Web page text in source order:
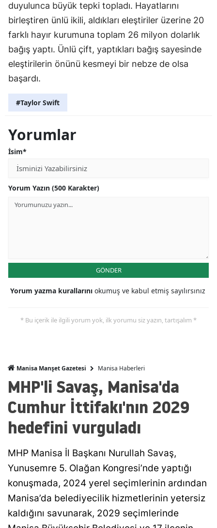
duyulunca büyük tepki topladı. Hayatlarını
birleştiren ünlü ikili, aldıkları eleştiriler üzerine 20
farklı hayır kurumuna toplam 26 milyon dolarlık
bağış yaptı. Ünlü çift, yaptıkları bağış sayesinde
eleştirilerin önünü kesmeyi bir nebze de olsa
başardı.
#Taylor Swift
Yorumlar
İsim*
Yorum Yazın (500 Karakter)
GÖNDER
Yorum yazma kurallarını okumuş ve kabul etmiş sayılırsınız
* Bu içerik ile ilgili yorum yok, ilk yorumu siz yazın, tartışalım *
Manisa Manşet Gazetesi Manisa Haberleri
MHP'li Savaş, Manisa'da
Cumhur İttifakı'nın 2029
hedefini vurguladı
MHP Manisa İl Başkanı Nurullah Savaş,
Yunusemre 5. Olağan Kongresi’nde yaptığı
konuşmada, 2024 yerel seçimlerinin ardından
Manisa’da belediyecilik hizmetlerinin yetersiz
kaldığını savunarak, 2029 seçimlerinde